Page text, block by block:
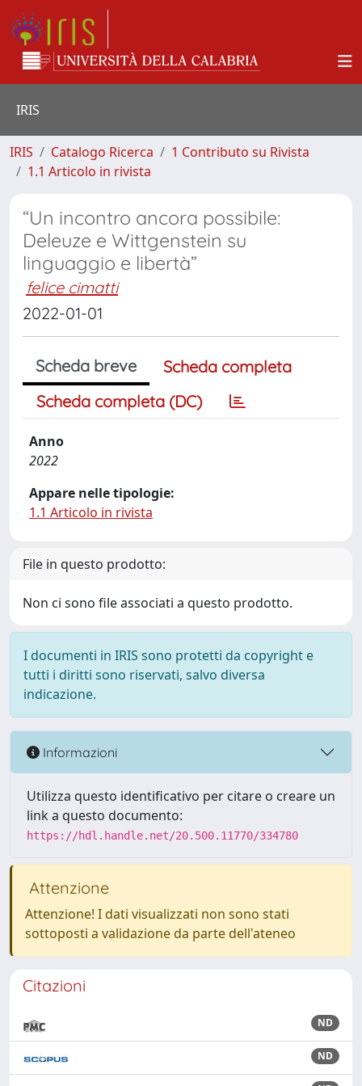
IRIS
IRIS Catalogo Ricerca
1 Contributo su Rivista
1.1 Articolo in rivista
“Un incontro ancora possibile:
Deleuze e Wittgenstein su
linguaggio e libertà”
felice cimatti
2022-01-01
Scheda breve
Scheda completa
Scheda completa (DC)
Anno
2022
Appare nelle tipologie:
1.1 Articolo in rivista
File in questo prodotto:
Non ci sono file associati a questo prodotto.
I documenti in IRIS sono protetti da copyright e
tutti i diritti sono riservati, salvo diversa
indicazione.
Informazioni
Utilizza questo identificativo per citare o creare un
link a questo documento:
https://hdl.handle.net/20.500.11770/334780
Attenzione
Attenzione! I dati visualizzati non sono stati
sottoposti a validazione da parte dell'ateneo
Citazioni
ND
ND